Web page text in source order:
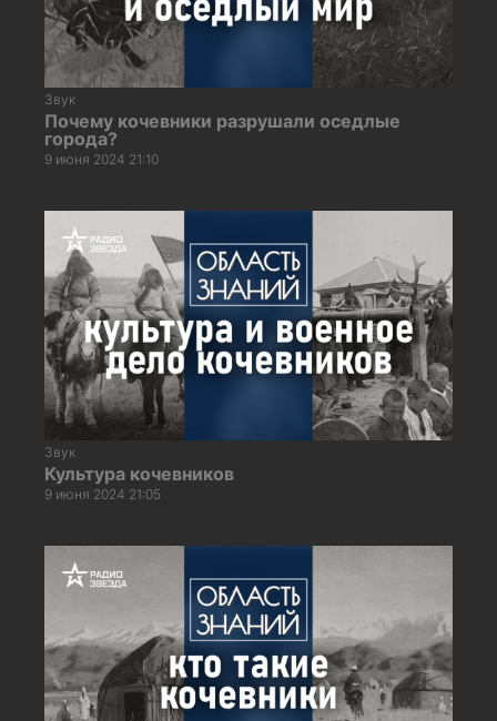
Звук
Почему кочевники разрушали оседлые
города?
9 июня 2024 21:10
Звук
Культура кочевников
9 июня 2024 21:05